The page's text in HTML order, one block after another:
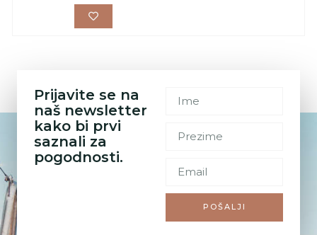
Prijavite se na
naš newsletter
kako bi prvi
saznali za
pogodnosti.
POŠALJI